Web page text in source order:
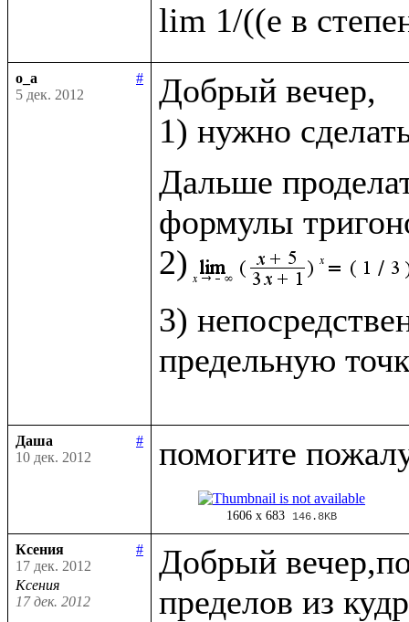
o_a
#
5 дек. 2012
Добрый вечер,
1) нужно
Дальше
формулы
2)
3)
предельную
Даша
#
10 дек. 2012
1606 x 683 146.8KB
Ксения
#
17 дек. 2012
Ксения
17 дек. 2012
Добрый
пределов из